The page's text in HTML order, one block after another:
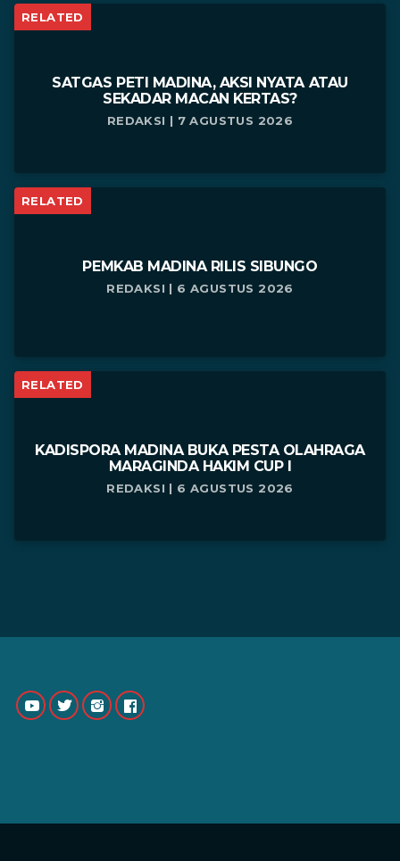
RELATED
SATGAS PETI MADINA, AKSI NYATA ATAU
SEKADAR MACAN KERTAS?
REDAKSI | 7 AGUSTUS 2026
RELATED
PEMKAB MADINA RILIS SIBUNGO
REDAKSI | 6 AGUSTUS 2026
RELATED
KADISPORA MADINA BUKA PESTA OLAHRAGA
MARAGINDA HAKIM CUP I
REDAKSI | 6 AGUSTUS 2026